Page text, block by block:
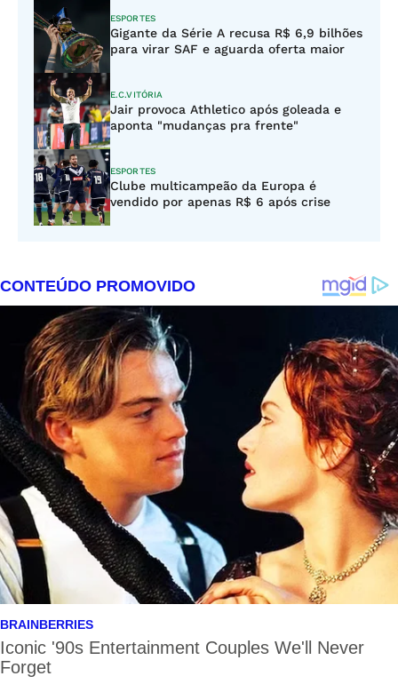
ESPORTES
Gigante da Série A recusa R$ 6,9 bilhões
para virar SAF e aguarda oferta maior
E.C.VITÓRIA
Jair provoca Athletico após goleada e
aponta "mudanças pra frente"
ESPORTES
Clube multicampeão da Europa é
vendido por apenas R$ 6 após crise